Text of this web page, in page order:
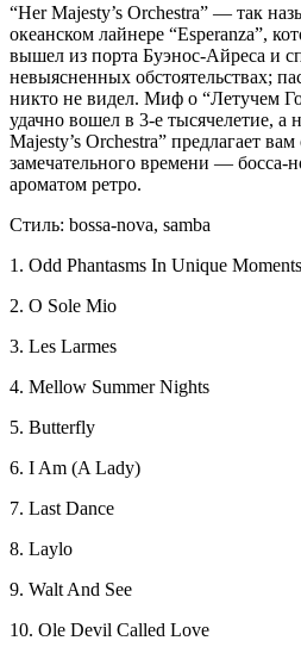
“Her Majesty’s Orchestra” — так
океанском лайнере “Esperanza”,
вышел из порта Буэнос-Айреса и
невыясненных обстоятельствах;
никто не видел. Миф о “Летучем
удачно вошел в 3-е тысячелетие, а
Majesty’s Orchestra” предлагает
замечательного времени — босса-
ароматом ретро.
Стиль: bossa-nova, samba
1. Odd Phantasms In Unique Moments
2. O Sole Mio
3. Les Larmes
4. Mellow Summer Nights
5. Butterfly
6. I Am (A Lady)
7. Last Dance
8. Laylo
9. Walt And See
10. Ole Devil Called Love